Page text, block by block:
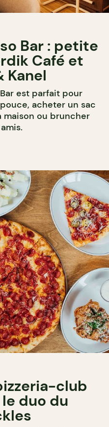
Bar : petite
Café et
Kanel
est parfait pour
acheter un sac
ou bruncher
club
duo du